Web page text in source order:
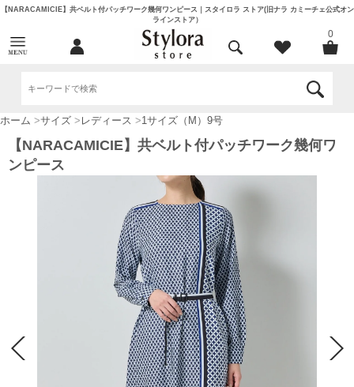
【NARACAMICIE】共ベルト付パッチワーク幾何ワンピース｜スタイロラ ストア(旧ナラ カミーチェ公式オン
ラインストア）
0
ホーム >サイズ > レディース >1サイズ（M）9号
【NARACAMICIE】共ベルト付パッチワーク幾何ワ
ンピース